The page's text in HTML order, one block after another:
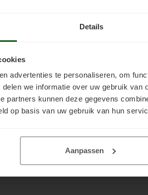
Details
advertenties te personaliseren, om
we informatie over uw gebruik van
partners kunnen deze gegevens
op basis van uw gebruik van hun
Aanpassen